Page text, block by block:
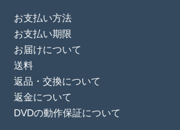
お支払い方法
お支払い期限
お届けについて
送料
返品・交換について
返金について
DVDの動作保証について